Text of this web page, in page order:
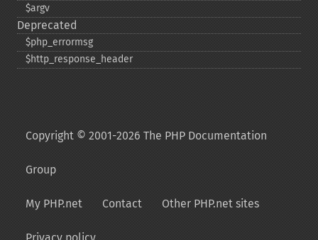
$argv
Deprecated
$php_​errormsg
$http_​response_​header
Copyright © 2001-2026 The PHP Documentation
Group
My PHP.net Contact Other PHP.net sites